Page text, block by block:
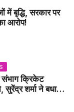
में बृद्धि, सरकार पर
आरोप!
संभाग क्रिकेट
शर्मा ने बधाई